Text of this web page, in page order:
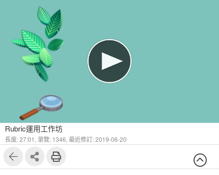
Rubric運用工作坊
長度: 27:01, 瀏覽: 1346, 最近修訂: 2019-06-20